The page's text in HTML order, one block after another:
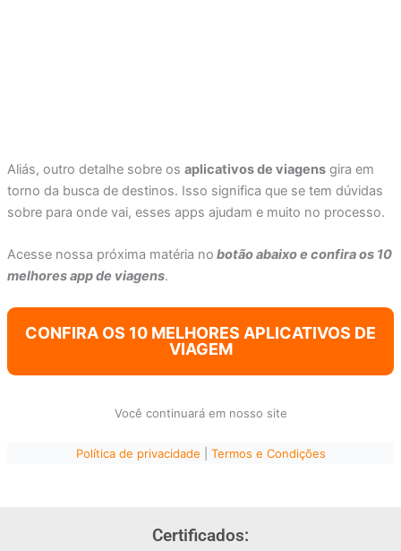
Aliás, outro detalhe sobre os aplicativos de viagensgira em
torno da busca de destinos. Isso significa que se tem dúvidas
sobre para onde vai, esses apps ajudam e muito no processo.
Acesse nossa próxima matéria no botão abaixo e confira os 10
melhores app de viagens.
CONFIRA OS 10 MELHORES APLICATIVOS DE
VIAGEM
Você continuará em nosso site
Política de privacidade Termos e Condições
Certificados: